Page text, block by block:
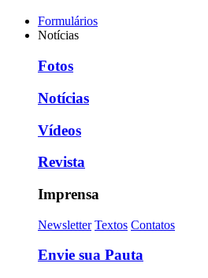
Formulários
Notícias
Fotos
Notícias
Vídeos
Revista
Imprensa
Newsletter Textos Contatos
Envie sua Pauta